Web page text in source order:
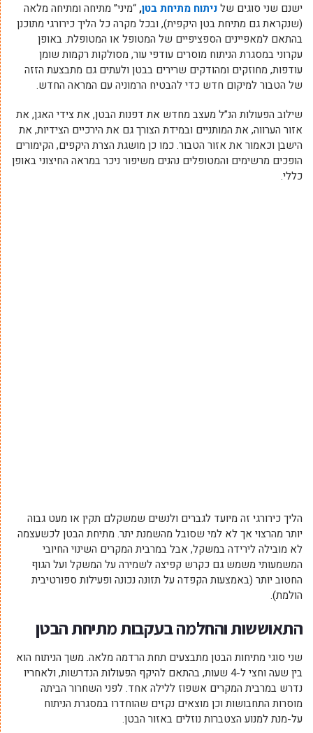
ישנם שני סוגים שלניתוח מתיחת בטן,“מיני” מתיחה ומתיחה מלאה
(שנקראת גם מתיחת בטן היקפית), ובכל מקרה כל הליך כירורגי מתוכנן
בהתאם למאפיינים הספציפיים של המטופל או המטופלת. באופן
עקרוני במסגרת הניתוח מוסרים עודפי עור, מסולקות רקמות שומן
עודפות, מחוזקים ומהודקים שרירים בבטן ולעתים גם מתבצעת הזזה
של הטבור למיקום חדש כדי להבטיח הרמוניה עם המראה החדש.
שילוב הפעולות הנ”ל מעצב מחדש את דפנות הבטן, את צידי האגן, את
אזור הערווה, את המותניים ובמידת הצורך גם את הירכיים הצידיות, את
הישבן וכאמור את אזור הטבור. כמו כן מושגת הצרת היקפים, הקימורים
הופכים מרשימים והמטופלים נהנים משיפור ניכר במראה החיצוני באופן
כללי.
הליך כירורגי זה מיועד לגברים ולנשים שמשקלם תקין או מעט גבוה
יותר מהרצוי אך לא למי שסובל מהשמנת יתר. מתיחת הבטן לכשעצמה
לא מובילה לירידה במשקל, אבל במרבית המקרים השינוי החיובי
המשמעותי משמש גם כקרש קפיצה לשמירה על המשקל ועל הגוף
החטוב יותר (באמצעות הקפדה על תזונה נכונה ופעילות ספורטיבית
הולמת).
התאוששות והחלמה בעקבות מתיחת הבטן
שני סוגי מתיחות הבטן מתבצעים תחת הרדמה מלאה. משך הניתוח הוא
בין שעה וחצי ל-4 שעות, בהתאם להיקף הפעולות הנדרשות, ולאחריו
נדרש במרבית המקרים אשפוז ללילה אחד. לפני השחרור הביתה
מוסרות התחבושות וכן מוצאים נקזים שהוחדרו במסגרת הניתוח
על-מנת למנוע הצטברות נוזלים באזור הבטן.